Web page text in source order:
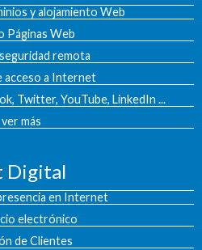
y alojamiento Web
Páginas Web
remota
acceso a Internet
Twitter, YouTube, LinkedIn ...
ver más
Digital
en Internet
electrónico
de Clientes